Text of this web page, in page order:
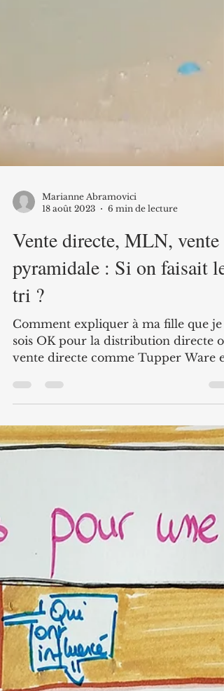
Marianne Abramovici
18 août 2023
6 min de lecture
Vente directe, MLN, vente
pyramidale : Si on faisait le
tri ?
Comment expliquer à ma fille que je
sois OK pour la distribution directe ou
vente directe comme Tupper Ware et
que je sois "vent debout"...